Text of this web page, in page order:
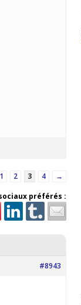
1 2 3 4
→
préférés :
#8943